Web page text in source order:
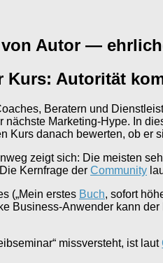
Autor —
Kurs: Autorität
Beratern und
nächste Marketing-Hype. In
Kurs danach bewerten, ob er
zeigt sich: Die meisten
Kernfrage der Community
(„Mein erstes Buch, sofort
Business-Anwender kann der
missversteht, ist laut